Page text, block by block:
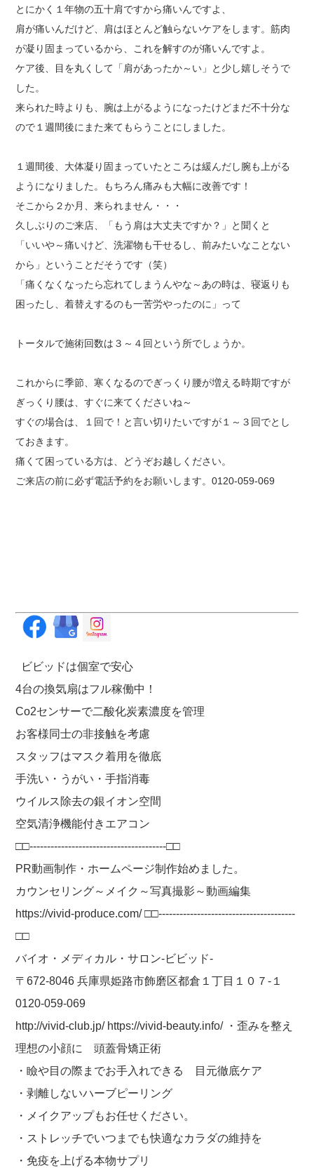
とにかく１年物の五十肩ですから痛いんですよ、
肩が痛いんだけど、肩はほとんど触らないケアをします。筋肉
が凝り固まっているから、これを解すのが痛いんですよ。
ケア後、目を丸くして「肩があったか～い」と少し嬉しそうで
した。
来られた時よりも、腕は上がるようになったけどまだ不十分な
ので１週間後にまた来てもらうことにしました。
１週間後、大体凝り固まっていたところは緩んだし腕も上がる
ようになりました。もちろん痛みも大幅に改善です！
そこから２か月、来られません・・・
久しぶりのご来店、「もう肩は大丈夫ですか？」と聞くと
「いいや～痛いけど、洗濯物も干せるし、前みたいなことない
から」ということだそうです（笑）
「痛くなくなったら忘れてしまうんやな～あの時は、寝返りも
困ったし、着替えするのも一苦労やったのに」って
トータルで施術回数は３～４回という所でしょうか。
これからに季節、寒くなるのでぎっくり腰が増える時期ですが
ぎっくり腰は、すぐに来てくださいね～
すぐの場合は、１回で！と言い切りたいですが１～３回でとし
ておきます。
痛くて困っている方は、どうぞお越しください。
ご来店の前に必ず電話予約をお願いします。0120-059-069
ビビッドは個室で安心
4台の換気扇はフル稼働中！
Co2センサーで二酸化炭素濃度を管理
お客様同士の非接触を考慮
スタッフはマスク着用を徹底
手洗い・うがい・手指消毒
ウイルス除去の銀イオン空間
空気清浄機能付きエアコン
□□---------------------------------------□□
PR動画制作・ホームページ制作始めました。
カウンセリング～メイク～写真撮影～動画編集
https://vivid-produce.com/ □□---------------------------------------
□□
バイオ・メディカル・サロン-ビビッド-
〒672-8046 兵庫県姫路市飾磨区都倉１丁目１０７-１
0120-059-069
http://vivid-club.jp/ https://vivid-beauty.info/ ・歪みを整え
理想の小顔に 頭蓋骨矯正術
・瞼や目の際までお手入れできる 目元徹底ケア
・剥離しないハーブピーリング
・メイクアップもお任せください。
・ストレッチでいつまでも快適なカラダの維持を
・免疫を上げる本物サプリ